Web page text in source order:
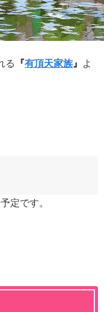
る 『有頂天家族 』
よ
定です。